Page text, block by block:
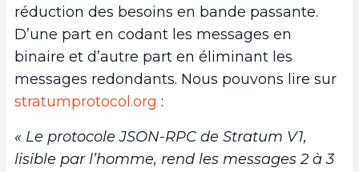
réduction des besoins en bande passante.
D’une part en codant les messages en
binaire et d’autre part en éliminant les
messages redondants. Nous pouvons lire sur
stratumprotocol.org :
« Le protocole JSON-RPC de Stratum V1,
lisible par l’homme, rend les messages 2 à 3